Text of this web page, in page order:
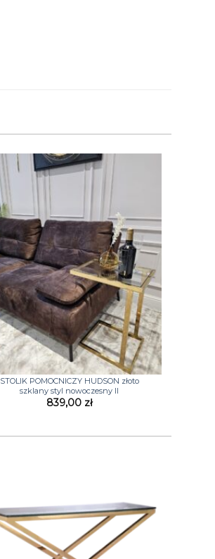
STOLIK POMOCNICZY HUDSON złoto
szklany styl nowoczesny II
839,00 zł